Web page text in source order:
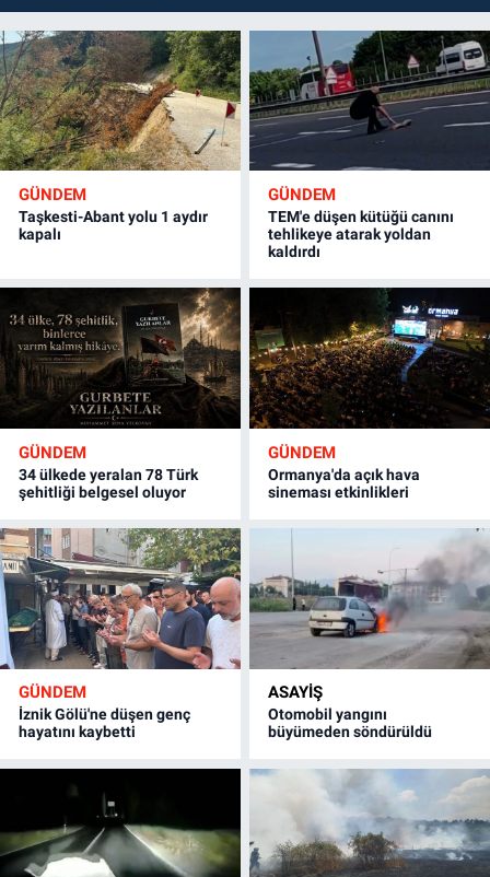
GÜNDEM
Taşkesti-Abant yolu 1 aydır
kapalı
GÜNDEM
TEM'e düşen kütüğü canını
tehlikeye atarak yoldan
kaldırdı
GÜNDEM
34 ülkede yeralan 78 Türk
şehitliği belgesel oluyor
GÜNDEM
Ormanya'da açık hava
sineması etkinlikleri
GÜNDEM
İznik Gölü'ne düşen genç
hayatını kaybetti
ASAYİŞ
Otomobil yangını
büyümeden söndürüldü